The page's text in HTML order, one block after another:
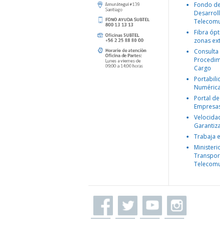
Fondo
Fibra
zonas
Consulta
Cargo
Portal
Trabaja